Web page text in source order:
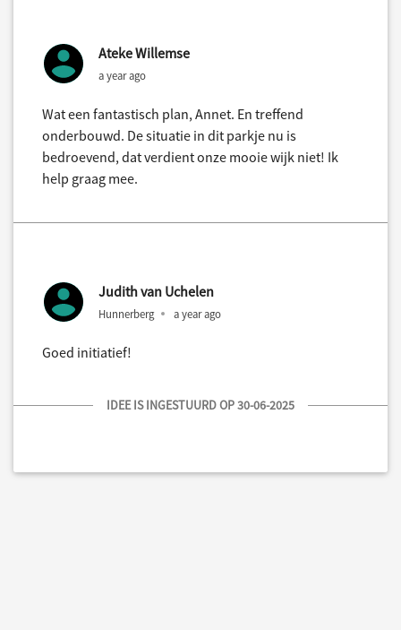
Ateke Willemse
a year ago
Wat een fantastisch plan, Annet. En treffend
onderbouwd. De situatie in dit parkje nu is
bedroevend, dat verdient onze mooie wijk niet! Ik
help graag mee.
Judith van Uchelen
Hunnerberg a year ago
Goed initiatief!
IDEE IS INGESTUURD OP 30-06-2025